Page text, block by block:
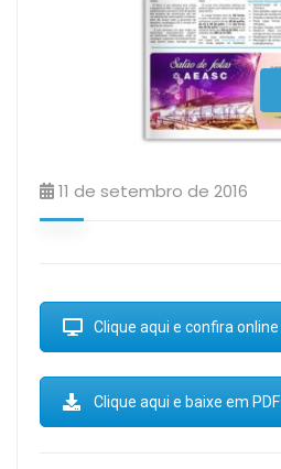
11 de setembro de 2016
Clique aqui e confira online
Clique aqui e baixe em PDF